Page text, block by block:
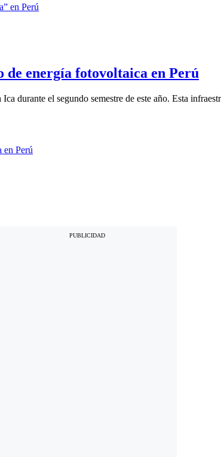
energía fotovoltaica en Perú
durante el segundo semestre de este año. Esta